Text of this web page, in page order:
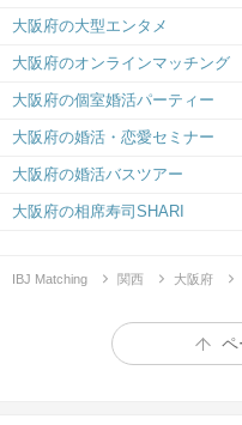
大阪府の大型エンタメ
大阪府のオンラインマッチング
大阪府の個室婚活パーティー
大阪府の婚活・恋愛セミナー
大阪府の婚活バスツアー
大阪府の相席寿司SHARI
IBJ Matching 関西 大阪府
ペ